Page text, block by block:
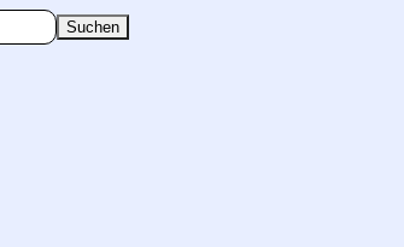
Suchen